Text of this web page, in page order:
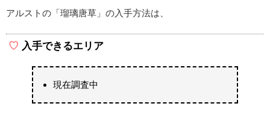
アルストの「瑠璃唐草」の入手方法は、
入手できるエリア
現在調査中